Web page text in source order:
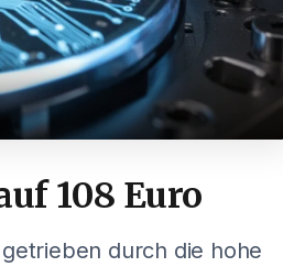
108 Euro
durch die hohe